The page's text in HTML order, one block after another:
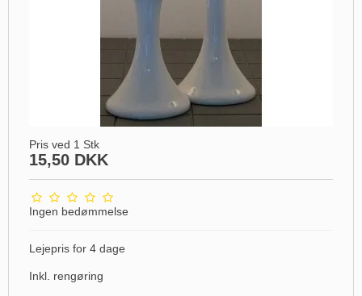
Pris ved 1 Stk
15,50 DKK
Ingen bedømmelse
Lejepris for 4 dage
Inkl. rengøring